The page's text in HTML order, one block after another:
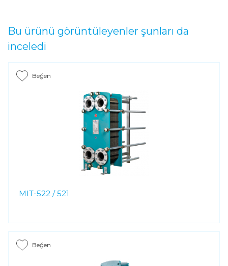
Bu ürünü görüntüleyenler şunları da
inceledi
Beğen
MIT-522 / 521
Beğen